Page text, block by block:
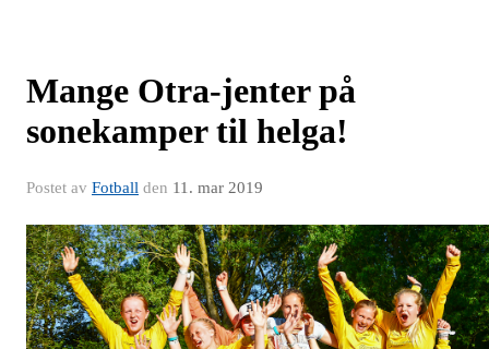
Mange Otra-jenter på
sonekamper til helga!
Postet av Fotball den 11. mar 2019